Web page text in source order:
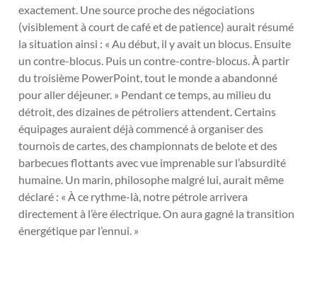
exactement. Une source proche des négociations
(visiblement à court de café et de patience) aurait résumé
la situation ainsi : « Au début, il y avait un blocus. Ensuite
un contre-blocus. Puis un contre-contre-blocus. À partir
du troisième PowerPoint, tout le monde a abandonné
pour aller déjeuner. » Pendant ce temps, au milieu du
détroit, des dizaines de pétroliers attendent. Certains
équipages auraient déjà commencé à organiser des
tournois de cartes, des championnats de belote et des
barbecues flottants avec vue imprenable sur l’absurdité
humaine. Un marin, philosophe malgré lui, aurait même
déclaré : « À ce rythme-là, notre pétrole arrivera
directement à l’ère électrique. On aura gagné la transition
énergétique par l’ennui. »